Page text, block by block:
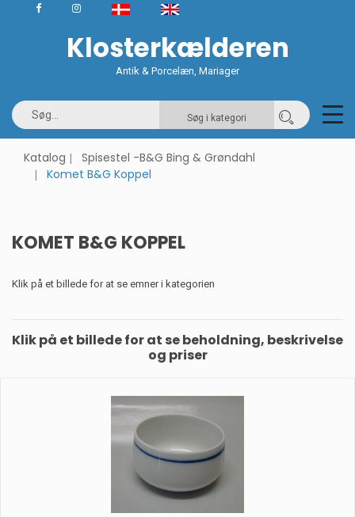
Klosterkælderen
Antik & Porcelæn, Mariager
Søg i kategori
Katalog
Spisestel -B&G Bing & Grøndahl
Komet B&G Koppel
KOMET B&G KOPPEL
Klik på et billede for at se emner i kategorien
Klik på et billede for at se beholdning, beskrivelse
og priser